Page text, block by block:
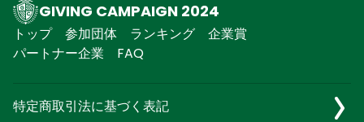
GIVING CAMPAIGN 2024
トップ 参加団体 ランキング
企業賞
パートナー企業
FAQ
特定商取引法に基づく表記